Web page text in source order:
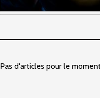
Pas d'articles pour le